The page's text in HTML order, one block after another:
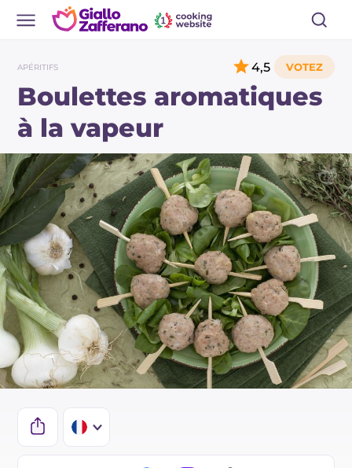
APÉRITIFS
Boulettes aromatiques
à la vapeur
4,5
IT